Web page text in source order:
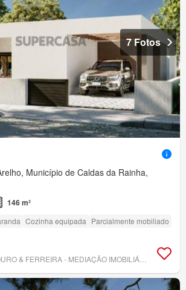
7 Fotos
Município de Caldas da Rainha,
146 m²
Cozinha equipada Parcialmente mobiliado